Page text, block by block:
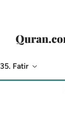
35. Fatir 意译